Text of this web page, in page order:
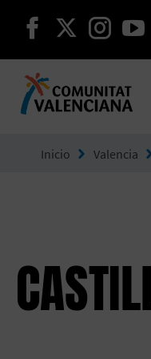
seguir en
seguir
Inicio Valencia